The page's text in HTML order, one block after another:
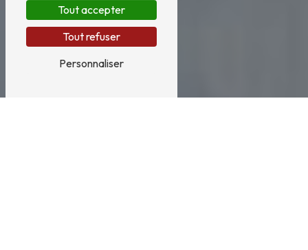
Tout accepter
Tout refuser
Personnaliser